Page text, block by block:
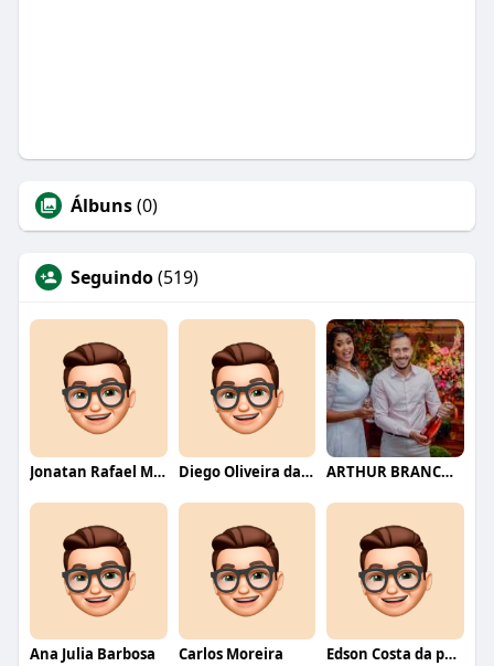
Álbuns(0)
Seguindo(519)
Jonatan Rafael Mello Diego Oliveira da Motta ARTHUR BRANCO FERNANDES
Ana Julia Barbosa Carlos Moreira Edson Costa da paixão